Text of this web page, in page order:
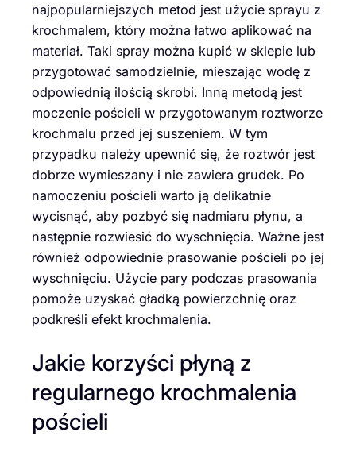
najpopularniejszych metod jest użycie sprayu z
krochmalem, który można łatwo aplikować na
materiał. Taki spray można kupić w sklepie lub
przygotować samodzielnie, mieszając wodę z
odpowiednią ilością skrobi. Inną metodą jest
moczenie pościeli w przygotowanym roztworze
krochmalu przed jej suszeniem. W tym
przypadku należy upewnić się, że roztwór jest
dobrze wymieszany i nie zawiera grudek. Po
namoczeniu pościeli warto ją delikatnie
wycisnąć, aby pozbyć się nadmiaru płynu, a
następnie rozwiesić do wyschnięcia. Ważne jest
również odpowiednie prasowanie pościeli po jej
wyschnięciu. Użycie pary podczas prasowania
pomoże uzyskać gładką powierzchnię oraz
podkreśli efekt krochmalenia.
Jakie korzyści płyną z
regularnego krochmalenia
pościeli